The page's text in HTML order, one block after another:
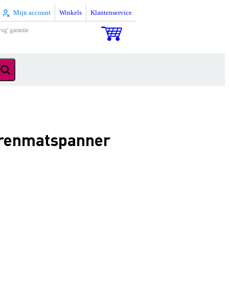
Mijn account Winkels Klantenservice
garantie